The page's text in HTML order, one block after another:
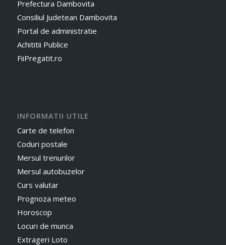
Prefectura Dambovita
Consiliul Judetean Dambovita
Portal de administratie
Achititii Publice
FiiPregatit.ro
INFORMATII UTILE
Carte de telefon
Coduri postale
Mersul trenurilor
Mersul autobuzelor
Curs valutar
Prognoza meteo
Horoscop
Locuri de munca
Extrageri Loto